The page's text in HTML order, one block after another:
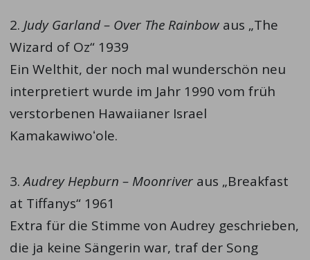
2. Judy Garland – Over The Rainbow aus „The
Wizard of Oz“ 1939
Ein Welthit, der noch mal wunderschön neu
interpretiert wurde im Jahr 1990 vom früh
verstorbenen Hawaiianer Israel
Kamakawiwoʻole.
3.Audrey Hepburn – Moonriver aus „Breakfast
at Tiffanys“ 1961
Extra für die Stimme von Audrey geschrieben,
die ja keine Sängerin war, traf der Song